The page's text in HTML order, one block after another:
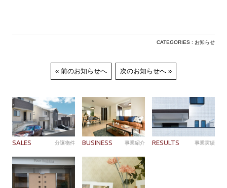
CATEGORIES : お知らせ
前のお知らせへ 次のお知らせへ
SALES 分譲物件 BUSINESS 事業紹介 RESULTS 事業実績